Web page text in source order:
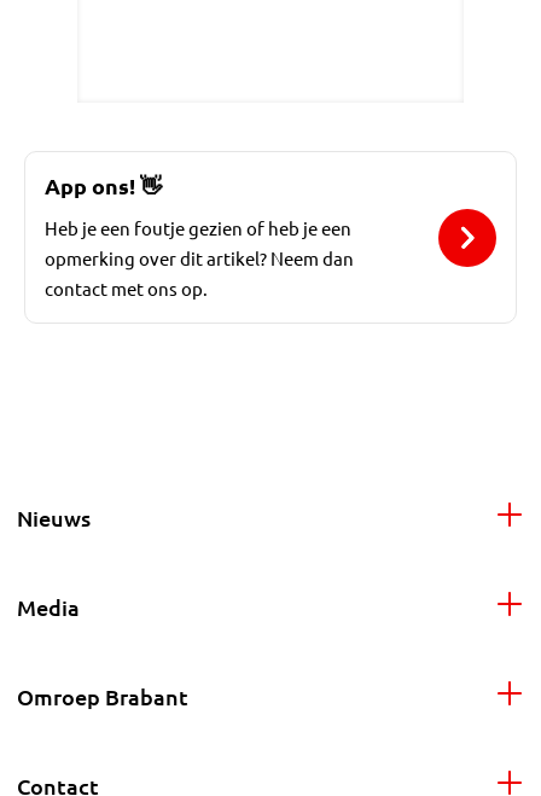
App ons!👋
Heb je een foutje gezien of heb je een
opmerking over dit artikel? Neem dan
contact met ons op.
Nieuws
Media
Omroep Brabant
Contact